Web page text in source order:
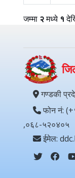
जम्मा २मध्ये १
गण्डकी
फोन नं:
,०६८-५२०४०५
ईमेल: